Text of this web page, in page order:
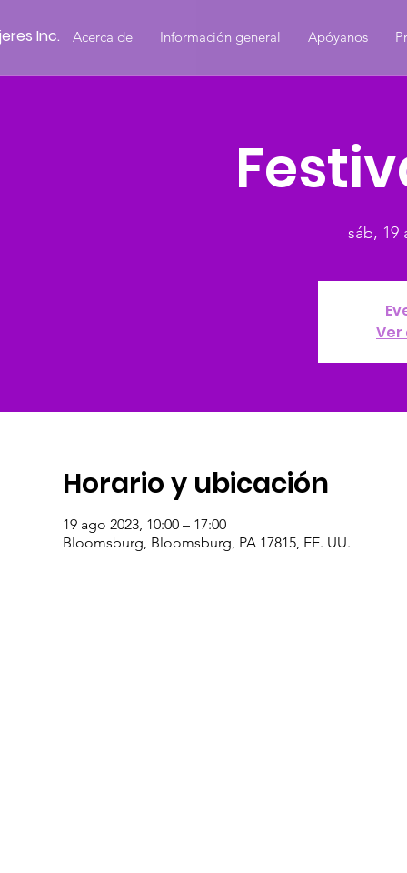
Acerca de Información general Apóyanos
Inc.
sáb, 19
Horario y ubicación
19 ago 2023, 10:00 – 17:00
Bloomsburg, Bloomsburg, PA 17815, EE. UU.